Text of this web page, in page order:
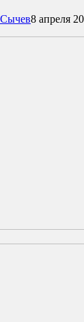
8 апреля